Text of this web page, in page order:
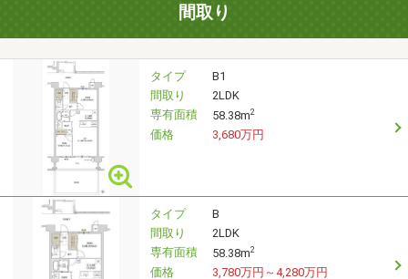
間取り
タイプ
B1
間取り
2LDK
専有面積
58.38m2
価格 3,680万円
タイプ
B
間取り
2LDK
専有面積
58.38m2
価格 3,780万円～4,280万円